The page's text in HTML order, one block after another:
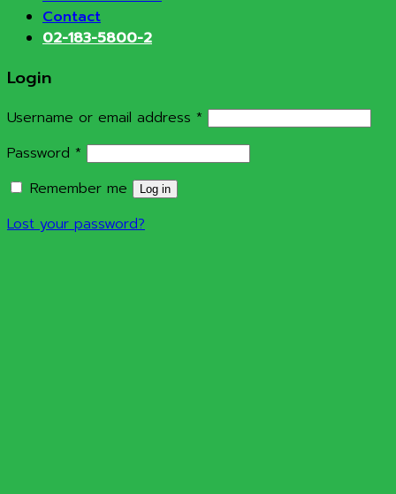
Contact
02-183-5800-2
Login
Username or email address * Required
Password * Required
Remember me
Log in
Lost your password?